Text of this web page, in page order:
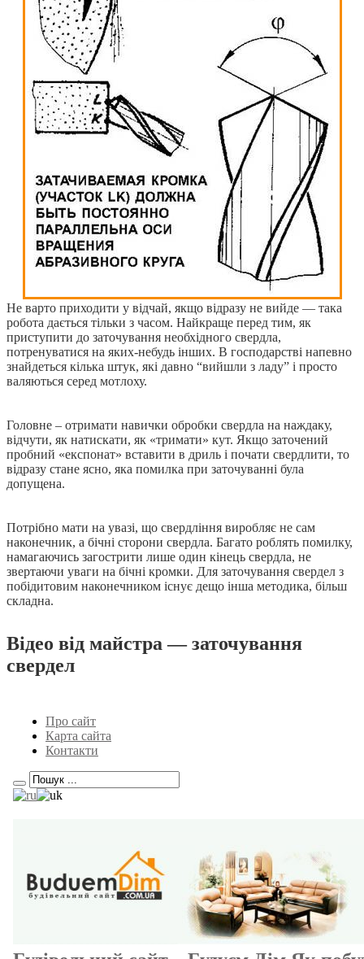
Не варто приходити у відчай, якщо відразу не вийде — така
робота дається тільки з часом. Найкраще перед тим, як
приступити до заточування необхідного свердла,
потренуватися на яких-небудь інших. В господарстві напевно
знайдеться кілька штук, які давно “вийшли з ладу” і просто
валяються серед мотлоху.
Головне – отримати навички обробки свердла на наждаку,
відчути, як натискати, як «тримати» кут. Якщо заточений
пробний «експонат» вставити в дриль і почати свердлити, то
відразу стане ясно, яка помилка при заточуванні була
допущена.
Потрібно мати на увазі, що свердління виробляє не сам
наконечник, а бічні сторони свердла. Багато роблять помилку,
намагаючись загострити лише один кінець свердла, не
звертаючи уваги на бічні кромки. Для заточування свердел з
побідитовим наконечником існує дещо інша методика, більш
складна.
Відео від майстра — заточування
свердел